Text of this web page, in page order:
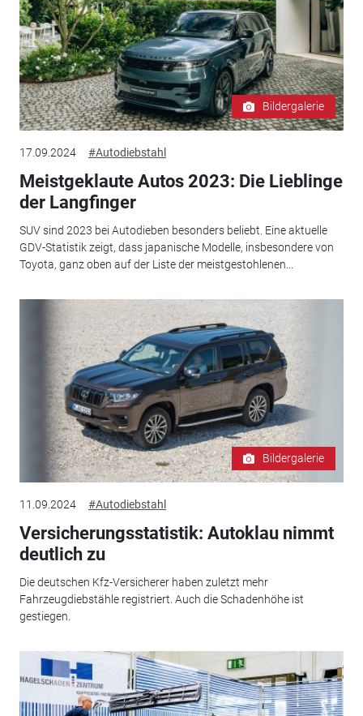
Bildergalerie
17.09.2024 #Autodiebstahl
Meistgeklaute Autos 2023: Die Lieblinge
der Langfinger
SUV sind 2023 bei Autodieben besonders beliebt. Eine aktuelle
GDV-Statistik zeigt, dass japanische Modelle, insbesondere von
Toyota, ganz oben auf der Liste der meistgestohlenen...
Bildergalerie
11.09.2024 #Autodiebstahl
Versicherungsstatistik: Autoklau nimmt
deutlich zu
Die deutschen Kfz-Versicherer haben zuletzt mehr
Fahrzeugdiebstähle registriert. Auch die Schadenhöhe ist
gestiegen.